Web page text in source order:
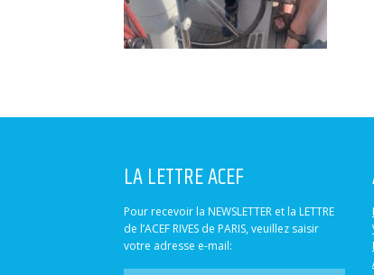
LA LETTRE ACEF
Pour recevoir la NEWSLETTER et la LETTRE
de l’ACEF RIVES de PARIS, veuillez saisir
votre adresse e-mail: